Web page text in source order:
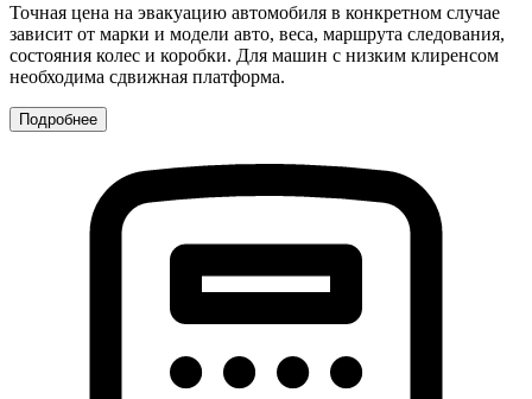
Точная цена на эвакуацию автомобиля в конкретном случае
зависит от марки и модели авто, веса, маршрута следования,
состояния колес и коробки. Для машин с низким клиренсом
необходима сдвижная платформа.
Подробнее